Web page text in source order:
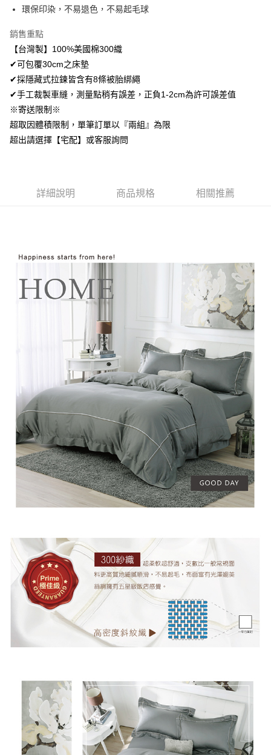
Google Pay
AFTEE先享後付
相關說明
AFTEE先享後付是「在收到商品之後才付款」的支付方式。 讓您購物簡單
便利好安心！
１．簡單：不需註冊會員、不需綁卡、不需儲值。
２．便利：只要手機號碼，簡訊認證，即可結帳。
３．安心：先確認商品／服務後，再付款。
１．於結帳方式選擇「AFTEE先享後付」後，將跳轉至「AFTEE先享後付」
ATM／網路銀行／等多元方式進行付款，方視為交易完成。
※ 請注意：結帳手續完成當下不需立刻繳費，但若您需要取消訂單，請聯絡
客戶支援中心」
https://netprotections.freshdesk.com/support/home
１．透過由恩沛科技股份有限公司提供之「AFTEE先享後付」服務完成之交
易，需依本服務之必要範圍內提供個人資料，並將交易相關給付款項請求債
權轉讓予恩沛科技股份有限公司。
https://aftee.tw/terms/#terms3
３．未成年的使用者請事先徵得法定代理人或監護人之同意方可使用
「AFTEE先享後付」，若未經同意申辦者引起之損失，本公司不負相關責
４．使用「AFTEE先享後付」時，將依據個別帳號之用戶狀況，依本公司即
時審查核予不同之上限額度；若仍有額度不足之情形，本公司將視審查結果
請求用戶進行身份認證。
５．嚴禁一人註冊多個帳號或使用他人資訊註冊。若發現惡意使用之情形，
恩沛科技股份有限公司將有權停止該用戶之使用額度並採取法律行動。
ATM付款
運送方式
全家取貨付款
免運費
7-11取貨付款
每筆NT$100，滿NT$499(含以上)免運費
每筆NT$100，滿NT$499(含以上)免運費
環保印染，不易退色，不易起毛球
銷售重點
【台灣製】100%美國棉300織
✔可包覆30cm之床墊
✔採隱藏式拉鍊皆含有8條被胎綁繩
✔手工裁製車縫，測量點稍有誤差，正負1-2cm為許可誤差值
※寄送限制※
超取因體積限制，單筆訂單以『兩組』為限
超出請選擇【宅配】或客服詢問
詳細說明 商品規格 相關推薦